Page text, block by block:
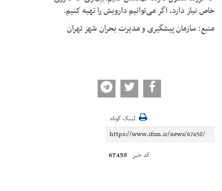
خاص نیاز دارد، اگر می‌توانیم دارویش را تهیه کنیم.
منبع: سازمان پیشگیری و مدیرت بحران شهز تهران
لینک کوتاه
کد خبر 67458